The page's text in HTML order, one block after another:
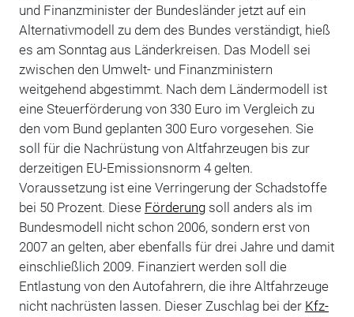
und Finanzminister der Bundesländer jetzt auf ein
Alternativmodell zu dem des Bundes verständigt, hieß
es am Sonntag aus Länderkreisen. Das Modell sei
zwischen den Umwelt- und Finanzministern
weitgehend abgestimmt. Nach dem Ländermodell ist
eine Steuerförderung von 330 Euro im Vergleich zu
den vom Bund geplanten 300 Euro vorgesehen. Sie
soll für die Nachrüstung von Altfahrzeugen bis zur
derzeitigen EU-Emissionsnorm 4 gelten.
Voraussetzung ist eine Verringerung der Schadstoffe
bei 50 Prozent. Diese Förderungsoll anders als im
Bundesmodell nicht schon 2006, sondern erst von
2007 an gelten, aber ebenfalls für drei Jahre und damit
einschließlich 2009. Finanziert werden soll die
Entlastung von den Autofahrern, die ihre Altfahrzeuge
nicht nachrüsten lassen. Dieser Zuschlag bei der Kfz-